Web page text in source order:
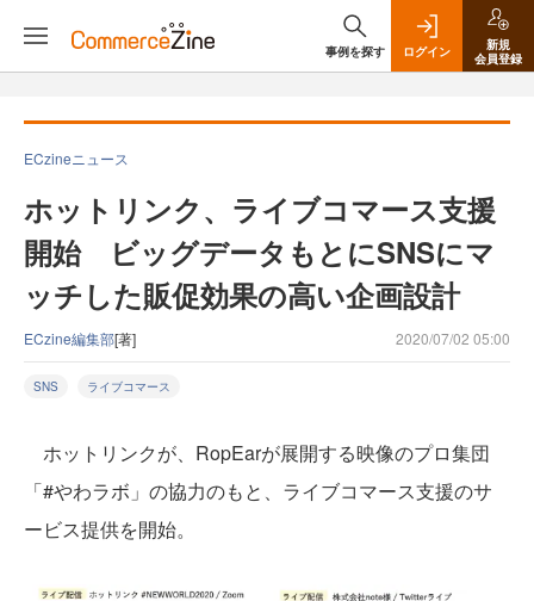
事例を探す ログイン
新規
会員登録
ECzineニュース
ホットリンク、ライブコマース支援
開始 ビッグデータもとにSNSにマ
ッチした販促効果の高い企画設計
ECzine編集部[著] 2020/07/02 05:00
SNS ライブコマース
ホットリンクが、RopEarが展開する映像のプロ集団
「#やわラボ」の協力のもと、ライブコマース支援のサ
ービス提供を開始。